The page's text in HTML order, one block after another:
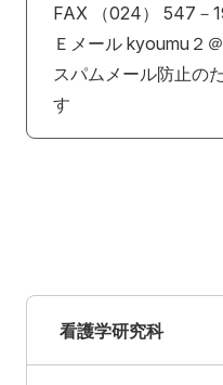
FAX （024） 547－
Ｅメール kyoumu２
スパムメール防止の
す
看護学研究科